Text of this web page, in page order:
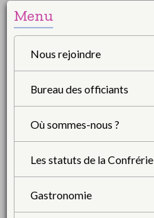
Menu
Nous rejoindre
Bureau des officiants
Où sommes-nous ?
Les statuts de la Confrérie
Gastronomie